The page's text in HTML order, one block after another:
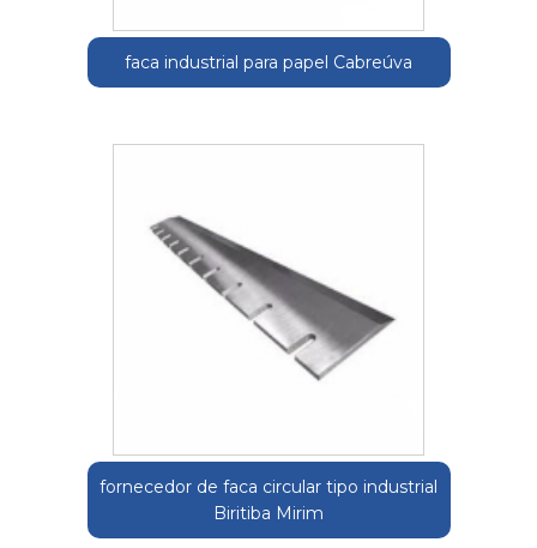
faca industrial para papel Cabreúva
fornecedor de faca circular tipo industrial
Biritiba Mirim